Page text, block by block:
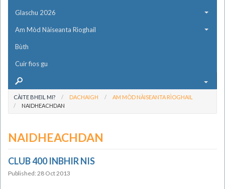
Glaschu 2026
Am Mòd Nàiseanta Rìoghail
Bùth
Cuir fios gu
CÀITE BHEIL MI? DACHAIGH
AM MÒD NÀISEANTA RÌOGHAIL
NAIDHEACHDAN
NAIDHEACHDAN
CLUB 400 INBHIR NIS
Published: 28 Oct 2013